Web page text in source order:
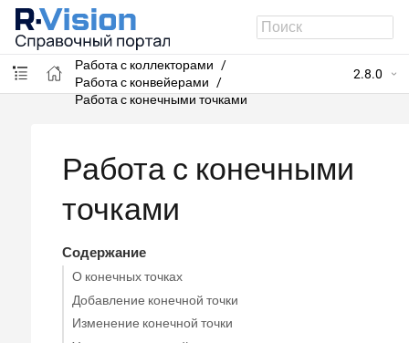
R-Vision SIEM
Работа с коллекторами
Работа с конвейерами
Работа с конечными точками
2.8.0
Работа с конечными
точками
Содержание
О конечных точках
Добавление конечной точки
Изменение конечной точки